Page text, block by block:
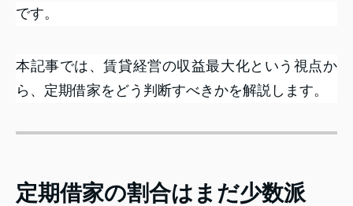
です。
本記事では、賃貸経営の収益最大化という視点か
ら、定期借家をどう判断すべきかを解説します。
定期借家の割合はまだ少数派